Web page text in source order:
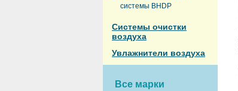
системы BHDP
Системы очистки
воздуха
Увлажнители воздуха
Все марки